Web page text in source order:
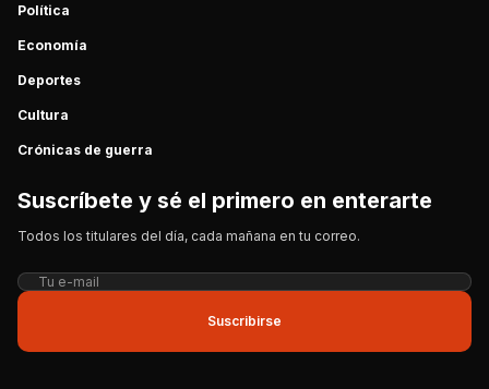
Política
Economía
Deportes
Cultura
Crónicas de guerra
Suscríbete y sé el primero en enterarte
Todos los titulares del día, cada mañana en tu correo.
Suscribirse